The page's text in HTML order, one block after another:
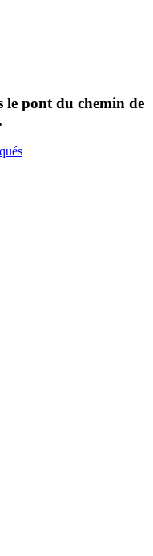
le pont du chemin de